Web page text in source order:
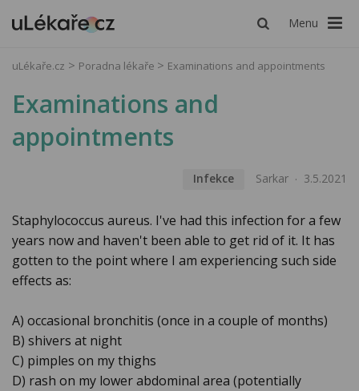
Menu
uLékaře.cz Poradna lékaře Examinations and appointments
Examinations and
appointments
Infekce Sarkar 3.5.2021
Staphylococcus aureus. I've had this infection for a few
years now and haven't been able to get rid of it. It has
gotten to the point where I am experiencing such side
effects as:
A) occasional bronchitis (once in a couple of months)
B) shivers at night
C) pimples on my thighs
D) rash on my lower abdominal area (potentially